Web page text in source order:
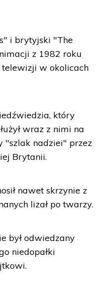
i brytyjski "The
z 1982 roku
telewizji w okolicach
który
wraz z nimi na
"szlak nadziei" przez
Brytanii.
nawet skrzynie z
lizał po twarzy.
był odwiedzany
niedopałki